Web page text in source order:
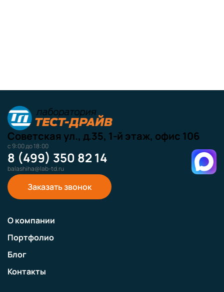
Советская ул., д.35, 1-й этаж, офис 106
с 9:00 до 18:00
8 (499) 350 82 14
balashiha@lab-td.ru
Заказать звонок
О компании
Портфолио
Блог
Контакты